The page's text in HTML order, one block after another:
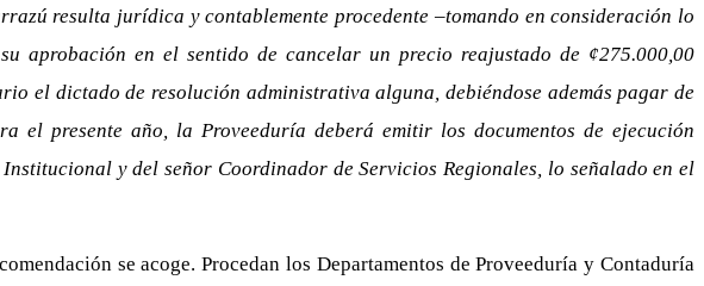
resulta jurídica y contablemente procedente –tomando en consideración lo
aprobación en el sentido de cancelar un precio reajustado de ¢275.000,00
el dictado de resolución administrativa alguna, debiéndose además pagar de
el presente año, la Proveeduría deberá emitir los documentos de ejecución
y del señor Coordinador de Servicios Regionales, lo señalado en el
se acoge. Procedan los Departamentos de Proveeduría y Contaduría